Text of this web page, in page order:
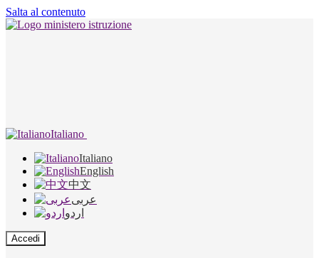
Salta al contenuto
Italiano
Italiano
English
中文
عربى
اردو
Accedi